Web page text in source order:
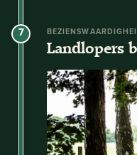
7
Landlopers